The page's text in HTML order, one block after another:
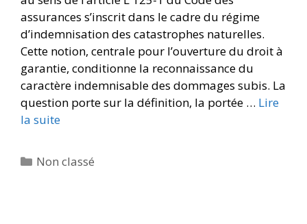
assurances s’inscrit dans le cadre du régime
d’indemnisation des catastrophes naturelles.
Cette notion, centrale pour l’ouverture du droit à
garantie, conditionne la reconnaissance du
caractère indemnisable des dommages subis. La
question porte sur la définition, la portée … Lire
la suite
Non classé